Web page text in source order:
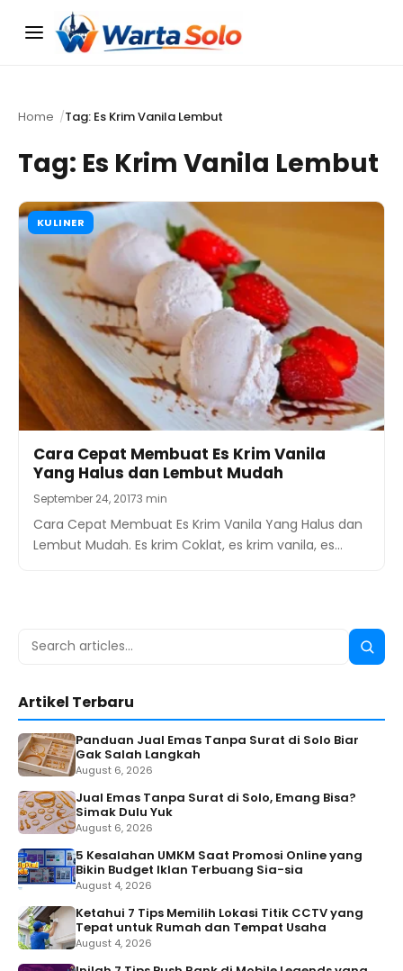
Menu
Home Tag: Es Krim Vanila Lembut
Tag: Es Krim Vanila Lembut
KULINER
Cara Cepat Membuat Es Krim Vanila
Yang Halus dan Lembut Mudah
September 24, 20173 min
Cara Cepat Membuat Es Krim Vanila Yang Halus dan
Lembut Mudah. Es krim Coklat, es krim vanila, es…
Search
Search
Artikel Terbaru
Panduan Jual Emas Tanpa Surat di Solo Biar
Gak Salah Langkah
August 6, 2026
Jual Emas Tanpa Surat di Solo, Emang Bisa?
Simak Dulu Yuk
August 6, 2026
5 Kesalahan UMKM Saat Promosi Online yang
Bikin Budget Iklan Terbuang Sia-sia
August 4, 2026
Ketahui 7 Tips Memilih Lokasi Titik CCTV yang
Tepat untuk Rumah dan Tempat Usaha
August 4, 2026